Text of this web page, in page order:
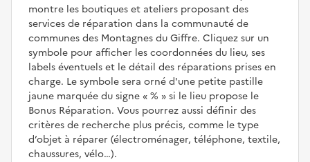
montre les boutiques et ateliers proposant des
services de réparation dans la communauté de
communes des Montagnes du Giffre. Cliquez sur un
symbole pour afficher les coordonnées du lieu, ses
labels éventuels et le détail des réparations prises en
charge. Le symbole sera orné d'une petite pastille
jaune marquée du signe
%
si le lieu propose le
Bonus Réparation. Vous pourrez aussi définir des
critères de recherche plus précis, comme le type
d’objet à réparer (électroménager, téléphone, textile,
chaussures, vélo…).